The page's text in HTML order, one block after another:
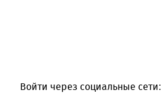
Войти через социальные сети: